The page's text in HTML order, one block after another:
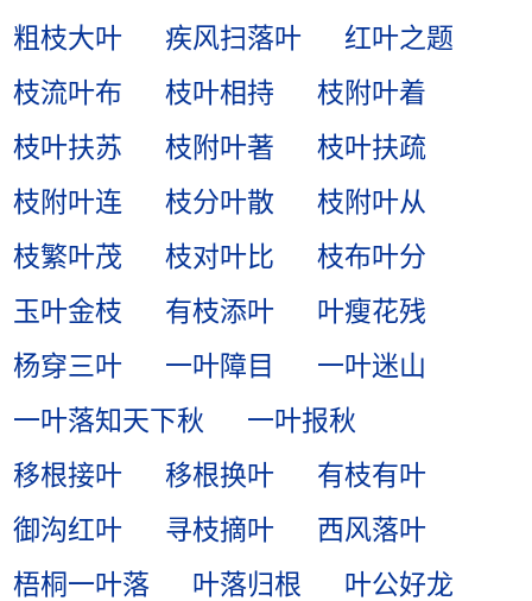
粗枝大叶
疾风扫落叶
红叶之题
枝流叶布
枝叶相持
枝附叶着
枝叶扶苏
枝附叶著
枝叶扶疏
枝附叶连
枝分叶散
枝附叶从
枝繁叶茂
枝对叶比
枝布叶分
玉叶金枝
有枝添叶
叶瘦花残
杨穿三叶
一叶障目
一叶迷山
一叶落知天下秋
一叶报秋
移根接叶
移根换叶
有枝有叶
御沟红叶
寻枝摘叶
西风落叶
梧桐一叶落
叶落归根
叶公好龙